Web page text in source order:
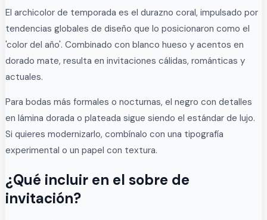
El archicolor de temporada es el durazno coral, impulsado por
tendencias globales de diseño que lo posicionaron como el
'color del año'. Combinado con blanco hueso y acentos en
dorado mate, resulta en invitaciones cálidas, románticas y
actuales.
Para bodas más formales o nocturnas, el negro con detalles
en lámina dorada o plateada sigue siendo el estándar de lujo.
Si quieres modernizarlo, combínalo con una tipografía
experimental o un papel con textura.
¿Qué incluir en el sobre de
invitación?